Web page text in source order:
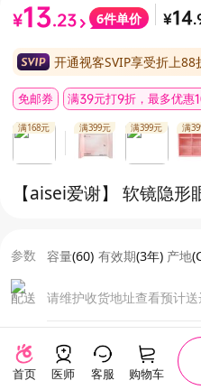
¥13.23 6件单价 ¥14
开通视客SVIP享受折上88
免邮券 满39元打9折，最多优惠
满168元 满399元 满399元 满
【aisei爱谢】 软镜隐
参数 容量(60) 有效期(3年) 产地(
配送 请维护收货地址查看预计
服务 正品保障·顺丰24h极速发货
首页 医师 客服 购物车